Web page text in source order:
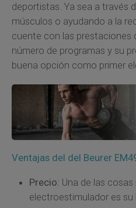
deportistas. Ya sea a través
músculos o ayudando a la
cuente con las prestaciones
número de programas y su
buena opción como primer
Ventajas del del Beurer
Precio: Una de las
electroestimulador es su